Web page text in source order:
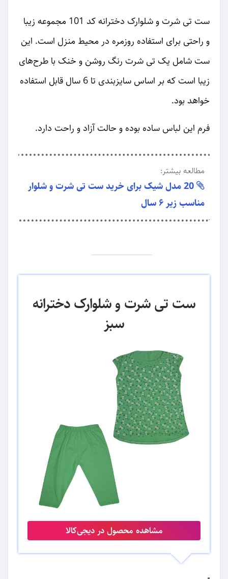
ست تی شرت و شلوارک دخترانه کد 101 مجموعه زیبا
و راحتی برای استفاده روزمره در محیط منزل است. این
ست شامل یک تی شرت رنگ روشن و خنک با طرح‌های
زیبا است که بر اساس سایزبندی تا 6 سال قابل استفاده
خواهد بود.
فرم این لباس ساده بوده و حالت آزاد و راحت دارد.
مطالعه بیشتر:
20 مدل شیک برای خرید ست تی شرت و شلوار
مناسب زیر ۶ سال
ست تی شرت و شلوارک دخترانه
سبز
مشاهده محصول در دیجی‌کالا